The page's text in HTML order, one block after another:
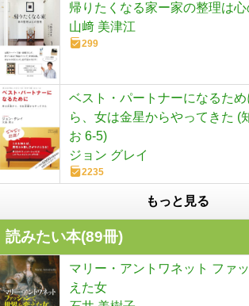
帰りたくなる家ー家の整理は心
山﨑 美津江
299
ベスト・パートナーになるた
ら、女は金星からやってきた (
お 6-5)
ジョン グレイ
2235
もっと見る
読みたい本(89冊)
マリー・アントワネット ファ
えた女